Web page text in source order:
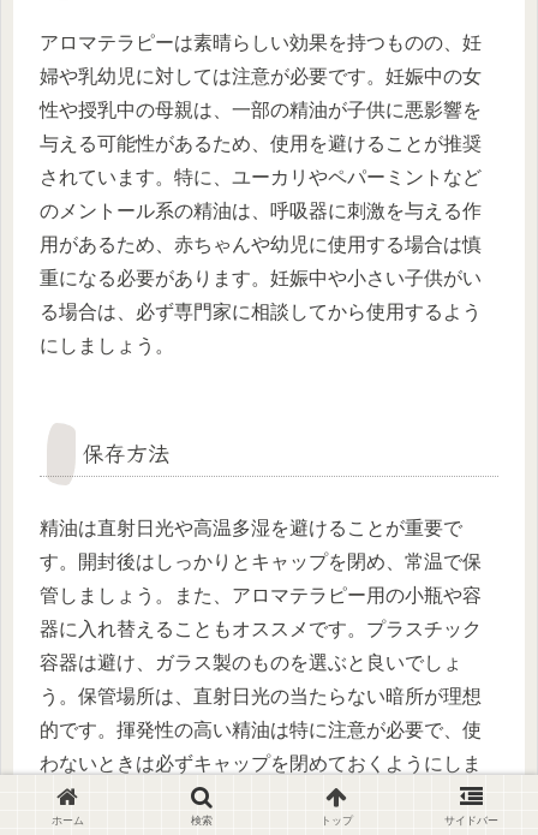
アロマテラピーは素晴らしい効果を持つものの、妊
婦や乳幼児に対しては注意が必要です。妊娠中の女
性や授乳中の母親は、一部の精油が子供に悪影響を
与える可能性があるため、使用を避けることが推奨
されています。特に、ユーカリやペパーミントなど
のメントール系の精油は、呼吸器に刺激を与える作
用があるため、赤ちゃんや幼児に使用する場合は慎
重になる必要があります。妊娠中や小さい子供がい
る場合は、必ず専門家に相談してから使用するよう
にしましょう。
保存方法
精油は直射日光や高温多湿を避けることが重要で
す。開封後はしっかりとキャップを閉め、常温で保
管しましょう。また、アロマテラピー用の小瓶や容
器に入れ替えることもオススメです。プラスチック
容器は避け、ガラス製のものを選ぶと良いでしょ
う。保管場所は、直射日光の当たらない暗所が理想
的です。揮発性の高い精油は特に注意が必要で、使
わないときは必ずキャップを閉めておくようにしま
しょう。また、乳幼児やペットの手の届かない場所
に保管することも大切です。
ホーム 検索 トップ サイドバー